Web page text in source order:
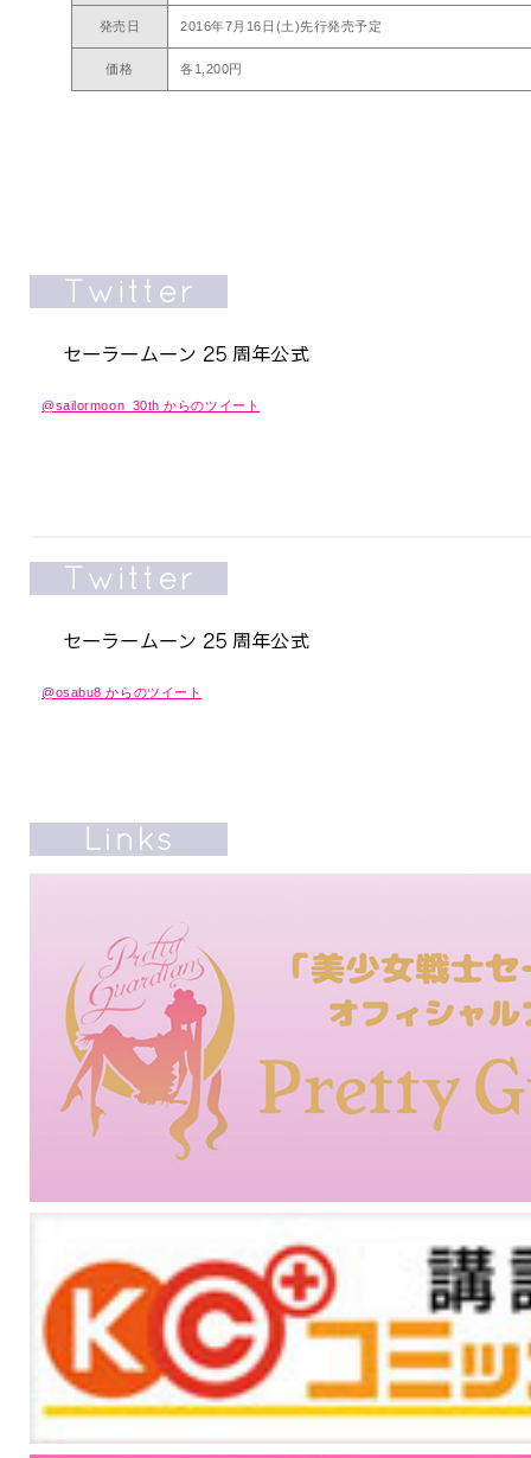
発売日 2016年7月16日(土)先行発売予定
価格 各1,200円
@sailormoon_30th からのツイート
@osabu8 からのツイート